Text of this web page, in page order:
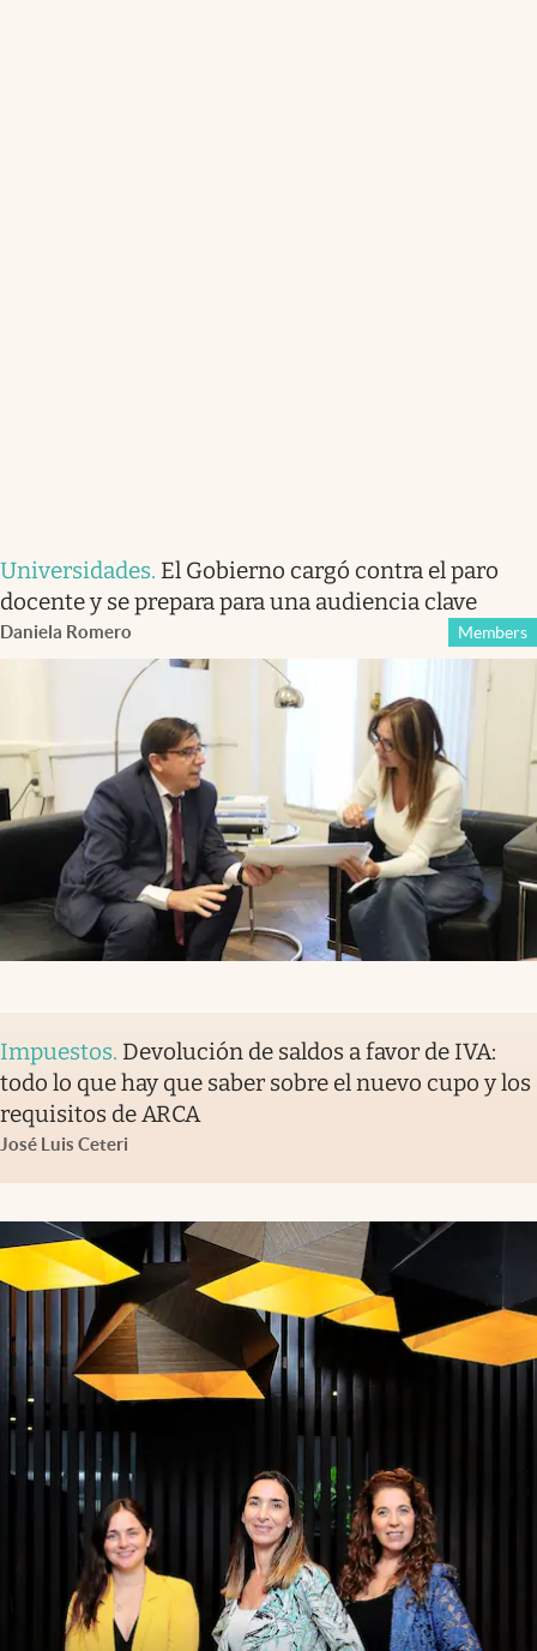
Universidades. El Gobierno cargó contra el paro
docente y se prepara para una audiencia clave
Daniela Romero Members
Impuestos. Devolución de saldos a favor de IVA:
todo lo que hay que saber sobre el nuevo cupo y los
requisitos de ARCA
José Luis Ceteri